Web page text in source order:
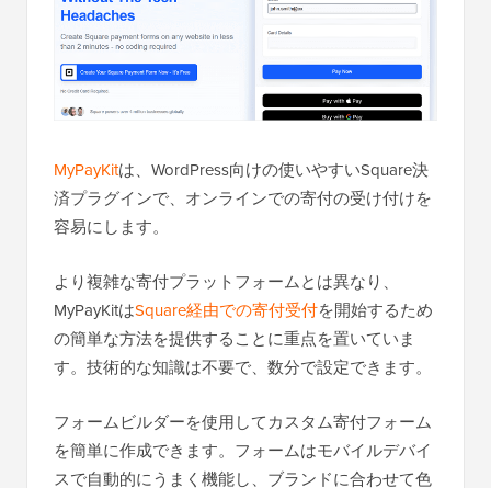
MyPayKitは、WordPress向けの使いやすいSquare決
済プラグインで、オンラインでの寄付の受け付けを
容易にします。
より複雑な寄付プラットフォームとは異なり、
MyPayKitはSquare経由での寄付受付を開始するため
の簡単な方法を提供することに重点を置いていま
す。技術的な知識は不要で、数分で設定できます。
フォームビルダーを使用してカスタム寄付フォーム
を簡単に作成できます。フォームはモバイルデバイ
スで自動的にうまく機能し、ブランドに合わせて色